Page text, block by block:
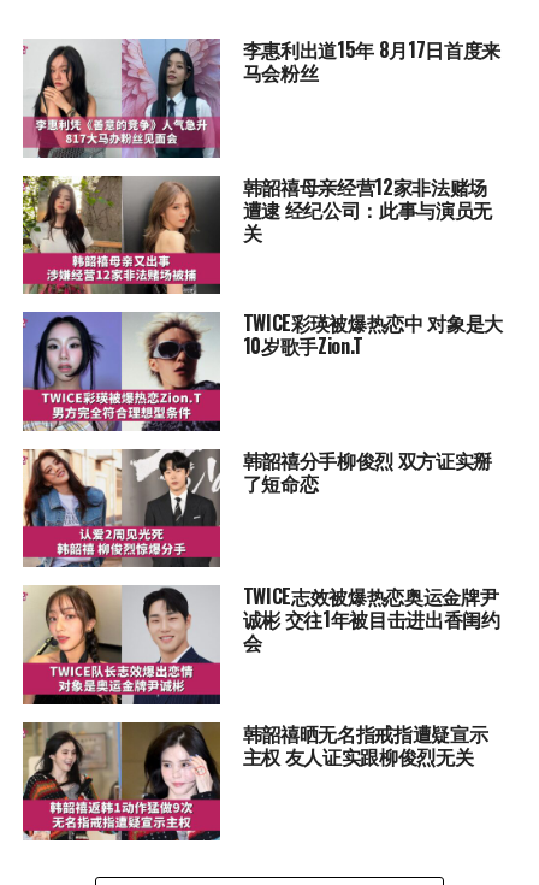
李惠利出道15年 8月17日首度来
马会粉丝
韩韶禧母亲经营12家非法赌场
遭逮 经纪公司：此事与演员无
关
TWICE彩瑛被爆热恋中 对象是大
10岁歌手Zion.T
韩韶禧分手柳俊烈 双方证实掰
了短命恋
TWICE志效被爆热恋奥运金牌尹
诚彬 交往1年被目击进出香闺约
会
韩韶禧晒无名指戒指遭疑宣示
主权 友人证实跟柳俊烈无关